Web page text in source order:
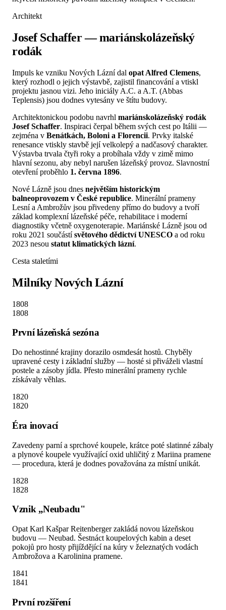
Architekt
Josef Schaffer — mariánskolázeňský
rodák
Impuls ke vzniku Nových Lázní dal opat Alfred Clemens,
který rozhodl o jejich výstavbě, zajistil financování a vtiskl
projektu jasnou vizi. Jeho iniciály A.C. a A.T. (Abbas
Teplensis) jsou dodnes vytesány ve štítu budovy.
Architektonickou podobu navrhl mariánskolázeňský rodák
Josef Schaffer. Inspiraci čerpal během svých cest po Itálii —
zejména v Benátkách, Boloni a Florencii. Prvky italské
renesance vtiskly stavbě její velkolepý a nadčasový charakter.
Výstavba trvala čtyři roky a probíhala vždy v zimě mimo
hlavní sezonu, aby nebyl narušen lázeňský provoz. Slavnostní
otevření proběhlo 1. června 1896.
Nové Lázně jsou dnes největším historickým
balneoprovozem v České republice. Minerální prameny
Lesní a Ambrožův jsou přivedeny přímo do budovy a tvoří
základ komplexní lázeňské péče, rehabilitace i moderní
diagnostiky včetně oxygenoterapie. Mariánské Lázně jsou od
roku 2021 součástísvětového dědictví UNESCO a od roku
2023 nesou statut klimatických lázní.
Cesta staletími
Milníky Nových Lázní
1808
1808
První lázeňská sezóna
Do nehostinné krajiny dorazilo osmdesát hostů. Chyběly
upravené cesty i základní služby — hosté si přiváželi vlastní
postele a zásoby jídla. Přesto minerální prameny rychle
získávaly věhlas.
1820
1820
Éra inovací
Zavedeny parní a sprchové koupele, krátce poté slatinné zábaly
a plynové koupele využívající oxid uhličitý z Mariina pramene
— procedura, která je dodnes považována za místní unikát.
1828
1828
Vznik „Neubadu"
Opat Karl Kašpar Reitenberger zakládá novou lázeňskou
budovu — Neubad. Šestnáct koupelových kabin a deset
pokojů pro hosty přijíždějící na kúry v železnatých vodách
Ambrožova a Karolinina pramene.
1841
1841
První rozšíření